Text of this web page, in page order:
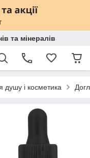
та мінералів
душу і косметика